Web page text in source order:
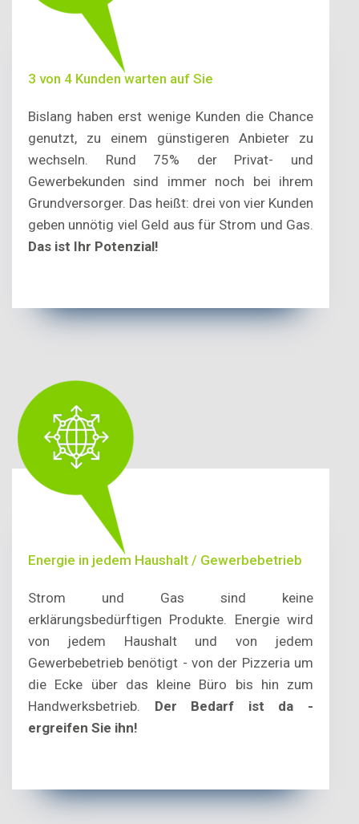
3 von 4 Kunden warten auf Sie
Bislang haben erst wenige Kunden die Chance
genutzt, zu einem günstigeren Anbieter zu
wechseln. Rund 75% der Privat- und
Gewerbekunden sind immer noch bei ihrem
Grundversorger. Das heißt: drei von vier Kunden
geben unnötig viel Geld aus für Strom und Gas.
Das ist Ihr Potenzial!
Energie in jedem Haushalt / Gewerbebetrieb
Strom und Gas sind keine
erklärungsbedürftigen Produkte. Energie wird
von jedem Haushalt und von jedem
Gewerbebetrieb benötigt - von der Pizzeria um
die Ecke über das kleine Büro bis hin zum
Handwerksbetrieb. Der Bedarf ist da -
ergreifen Sie ihn!